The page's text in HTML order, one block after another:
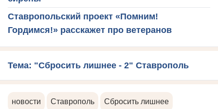
Ставропольский проект «Помним!
Гордимся!» расскажет про ветеранов
Тема: "Сбросить лишнее - 2" Ставрополь
новости Ставрополь Сбросить лишнее